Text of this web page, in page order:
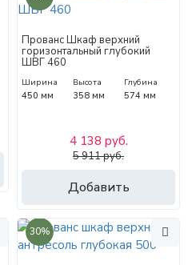
Прованс Шкаф верхний
горизонтальный глубокий
ШВГ 460
Ширина
450 мм
Высота
358 мм
Глубина
574 мм
Добавить
4 138 руб.
5 911 руб.
30%